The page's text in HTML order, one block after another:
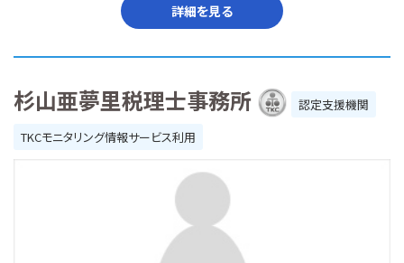
詳細を見る
杉山亜夢里税理士事務所
認定支援機関
TKCモニタリング情報サービス利用